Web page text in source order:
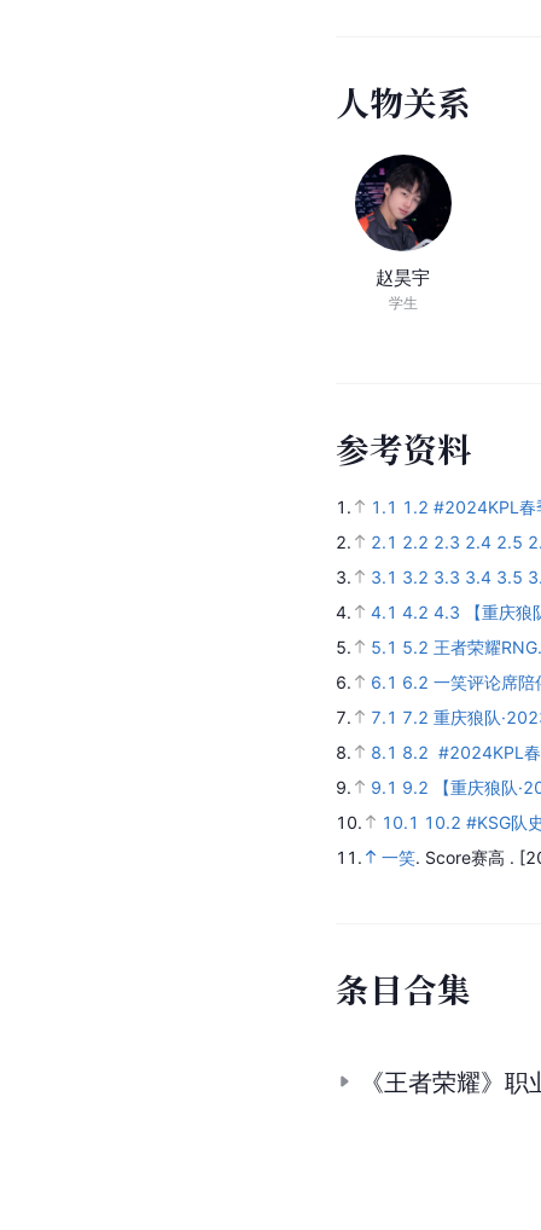
人物关系
赵昊宇
学生
参考资料
1. 1.1 1.2 #2024KPL春
2.
2.1 2.2 2.3 2.4 2.5
3.
3.1 3.2 3.3 3.4 3.5
4.
4.1 4.2 4.3
【重庆
5.
5.1 5.2 王者荣耀
6.
6.1 6.2 一笑评论席陪
7.
7.1 7.2 重庆狼队
8.
8.1 8.2 #2024KPL
9.
9.1 9.2
【重庆狼队
10.
10.1 10.2 #KSG队
11.
一笑. Score赛高 .
条目合集
《王者荣耀》职